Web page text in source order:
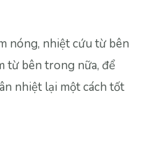
nóng, nhiệt cứu từ bên
từ bên trong nữa, để
nhiệt lại một cách tốt